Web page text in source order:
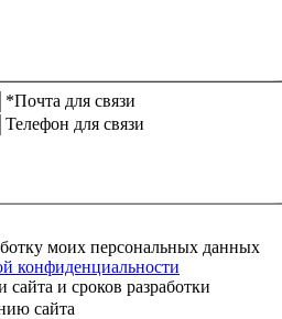
*Почта для связи
Телефон для связи
моих персональных данных
конфиденциальности
и сроков разработки
сайта